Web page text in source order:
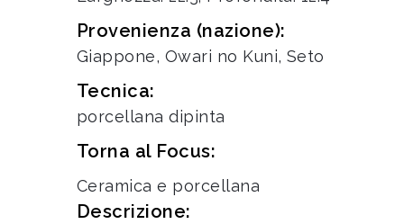
Provenienza (nazione):
Giappone, Owari no Kuni, Seto
Tecnica:
porcellana dipinta
Torna al Focus:
Ceramica e porcellana
Descrizione: